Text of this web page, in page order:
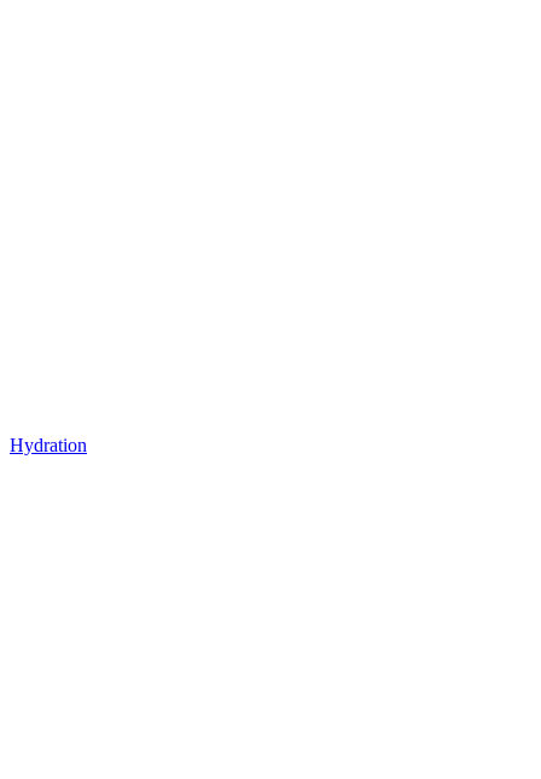
Hydration